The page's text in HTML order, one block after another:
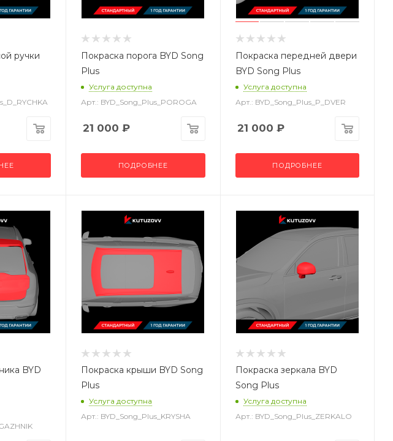
ручки
Покраска порога BYD Song
Plus
Услуга доступна
Арт.: BYD_Song_Plus_POROGA
21 000 ₽
ПОДРОБНЕЕ
Покраска передней двери
BYD Song Plus
Услуга доступна
Арт.: BYD_Song_Plus_P_DVER
21 000 ₽
ПОДРОБНЕЕ
BYD
Покраска крыши BYD Song
Plus
Услуга доступна
Арт.: BYD_Song_Plus_KRYSHA
Покраска зеркала BYD
Song Plus
Услуга доступна
Арт.: BYD_Song_Plus_ZERKALO